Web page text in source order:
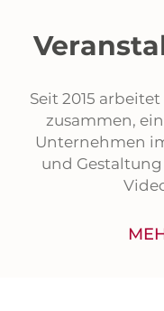
Seit 2015
zusammen,
Unternehmen
und